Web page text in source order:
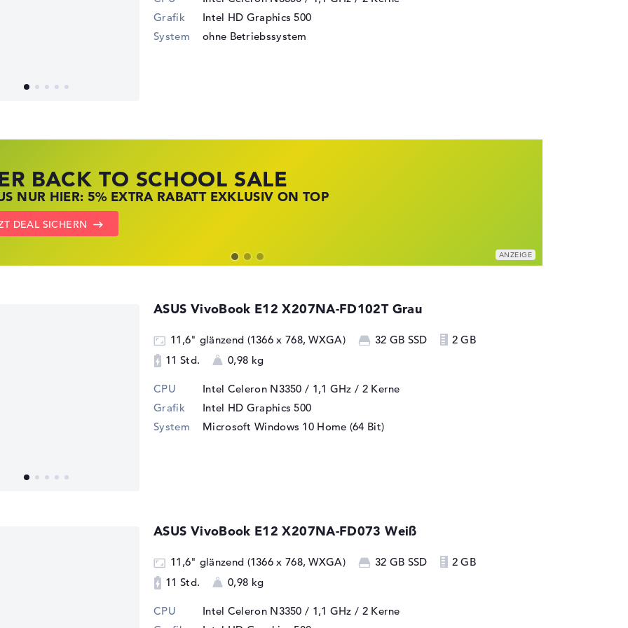
Grafik
Intel HD Graphics 500
System
ohne Betriebssystem
BACK TO SCHOOL SALE
NUR HIER: 5% EXTRA RABATT EXKLUSIV ON TOP
DEAL SICHERN
SSV DEALS
ZUGREIFEN: NOTEBOOKS BEI HP KRÄFTIG REDUZIERT
HP ANGEBOTEN
LAPTOP DEALS
BEI LENOVO JETZT KRÄFTIG REDUZIERT
DEALS ZEIGEN
ASUS VivoBook E12 X207NA-FD102T Grau
11,6" glänzend (1366 x 768, WXGA) 32 GB SSD
2 GB
11 Std.
0,98 kg
CPU Intel Celeron N3350 / 1,1 GHz / 2 Kerne
Grafik
Intel HD Graphics 500
System
Microsoft Windows 10 Home (64 Bit)
ASUS VivoBook E12 X207NA-FD073 Weiß
11,6" glänzend (1366 x 768, WXGA) 32 GB SSD
2 GB
11 Std.
0,98 kg
CPU Intel Celeron N3350 / 1,1 GHz / 2 Kerne